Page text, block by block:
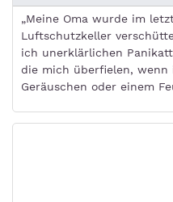
„Meine Oma wurde im
Luftschutzkeller
ich unerklärlichen
die mich überfielen,
Geräuschen oder einem